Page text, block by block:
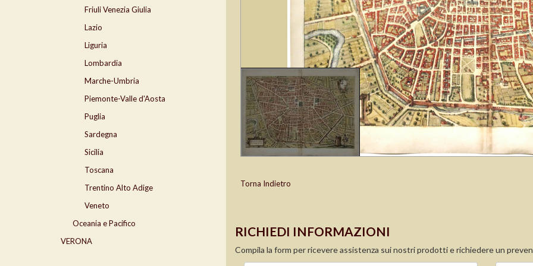
Torna Indietro
RICHIEDI INFORMAZIONI
Compila la form per ricevere assistenza sui nostri prodotti e richiedere un
Friuli Venezia Giulia
Lazio
Liguria
Lombardia
Marche-Umbria
Piemonte-Valle d'Aosta
Puglia
Sardegna
Sicilia
Toscana
Trentino Alto Adige
Veneto
Oceania e Pacifico
VERONA